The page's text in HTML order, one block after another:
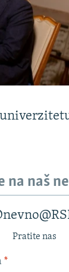
na naš
Pratite nas
*